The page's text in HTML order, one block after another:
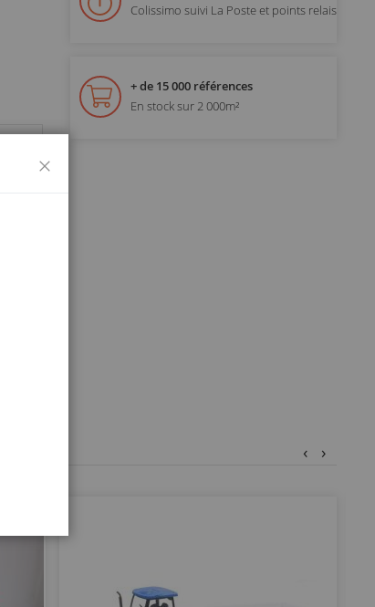
Colissimo suivi La Poste et points relais
+ de 15 000 références
En stock sur 2 000m²
‹ ›